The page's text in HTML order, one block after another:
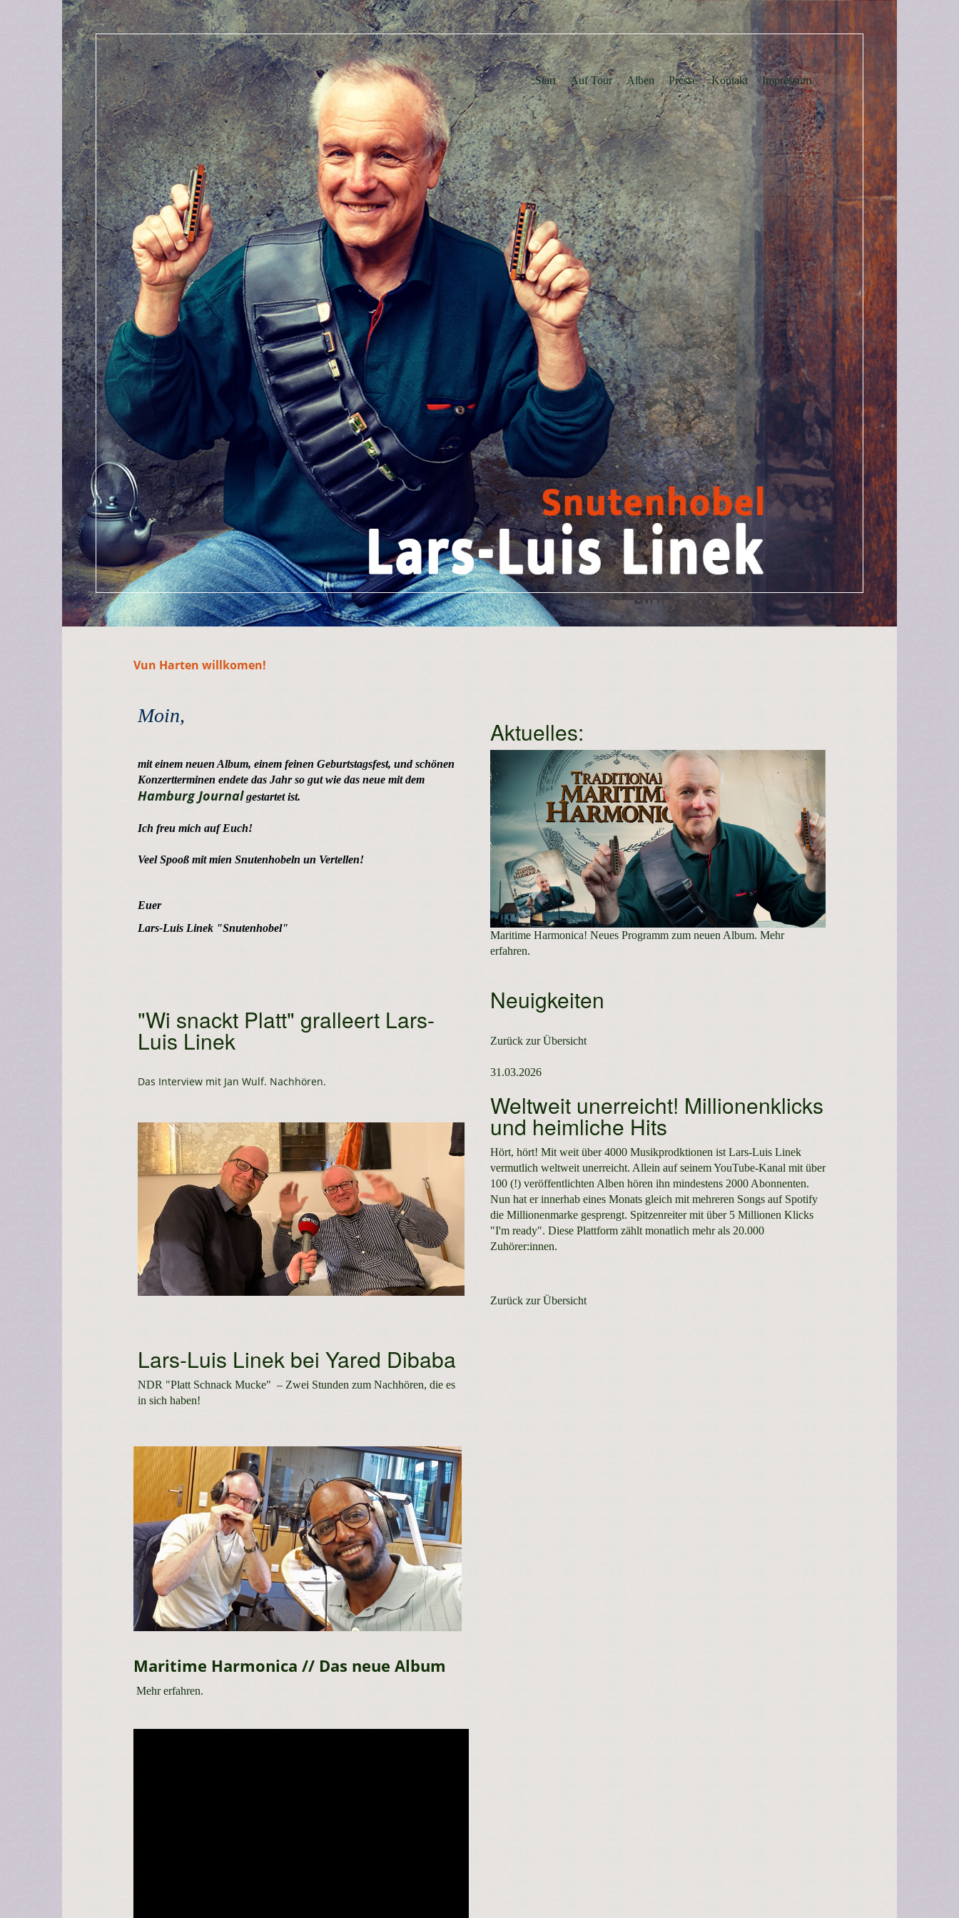
Start Auf Tour Alben Presse Kontakt Impressum
Vun Harten willkomen!
Moin,
mit einem neuen Album, einem feinen Geburtstagsfest, und schönen
Konzertterminen endete das Jahr so gut wie das neue mit dem
Hamburg Journalgestartet ist.
Ich freu mich auf Euch!
Veel Spooß mit mien Snutenhobeln un Vertellen!
Euer
Lars-Luis Linek "Snutenhobel"
"Wi snackt Platt" gralleert Lars-
Luis Linek
Das Interview mit Jan Wulf. Nachhören.
Lars-Luis Linek bei Yared Dibaba
NDR "Platt Schnack Mucke" – Zwei Stunden zum Nachhören, die es
in sich haben!
Maritime Harmonica // Das neue Album
Mehr erfahren.
Aktuelles:
Maritime Harmonica! Neues Programm zum neuen Album. Mehr
erfahren.
Neuigkeiten
Zurück zur Übersicht
31.03.2026
Weltweit unerreicht! Millionenklicks
und heimliche Hits
Hört, hört! Mit weit über 4000 Musikprodktionen ist Lars-Luis Linek
vermutlich weltweit unerreicht. Allein auf seinemYouTube-Kanal mit über
100 (!) veröffentlichten Alben hören ihn mindestens 2000 Abonnenten.
Nun hat er innerhab eines Monats gleich mit mehreren Songs auf Spotify
die Millionenmarke gesprengt. Spitzenreiter mit über 5 Millionen Klicks
"I'm ready". Diese Plattform zählt monatlich mehr als 20.000
Zuhörer:innen.
Zurück zur Übersicht